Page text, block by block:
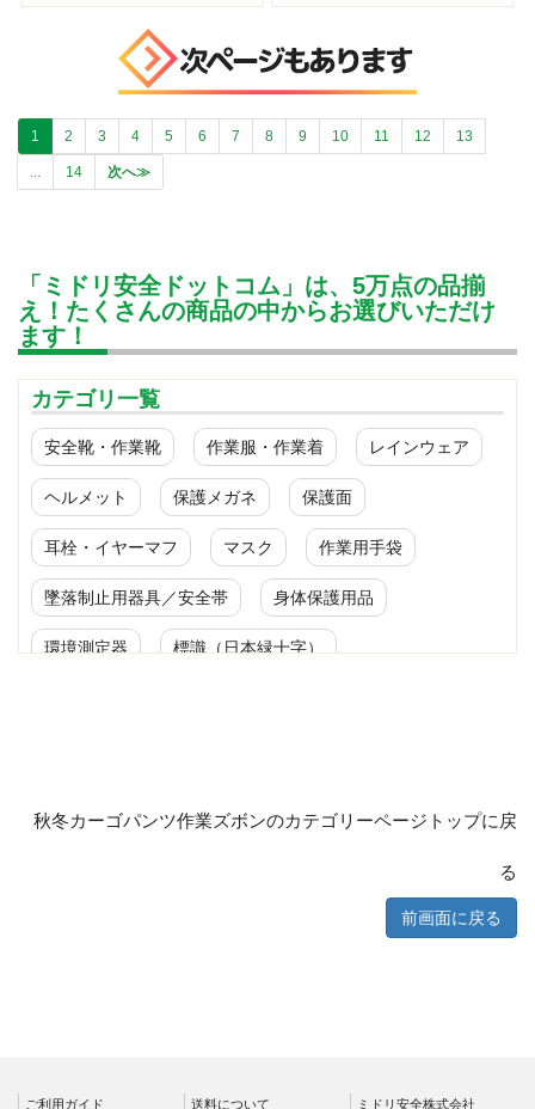
1 2 3 4 5 6 7 8 9 10 11 12 13
14 次へ≫
「ミドリ安全ドットコム」は、5万点の品揃
え！たくさんの商品の中からお選びいただけ
ます！
カテゴリ一覧
安全靴・作業靴 作業服・作業着 レインウェア
ヘルメット 保護メガネ 保護面
耳栓・イヤーマフ マスク 作業用手袋
墜落制止用器具／安全帯 身体保護用品
環境測定器 標識（日本緑十字）
商品カテゴリ一覧
秋冬カーゴパンツ作業ズボンのカテゴリーページトップに戻
る
前画面に戻る
ご利用ガイド 送料について ミドリ安全株式会社